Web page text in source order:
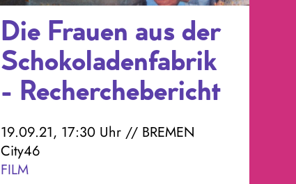
Die Frauen aus der
Schokoladenfabrik
- Recherchebericht
19.09.21, 17:30 Uhr // BREMEN
City46
FILM